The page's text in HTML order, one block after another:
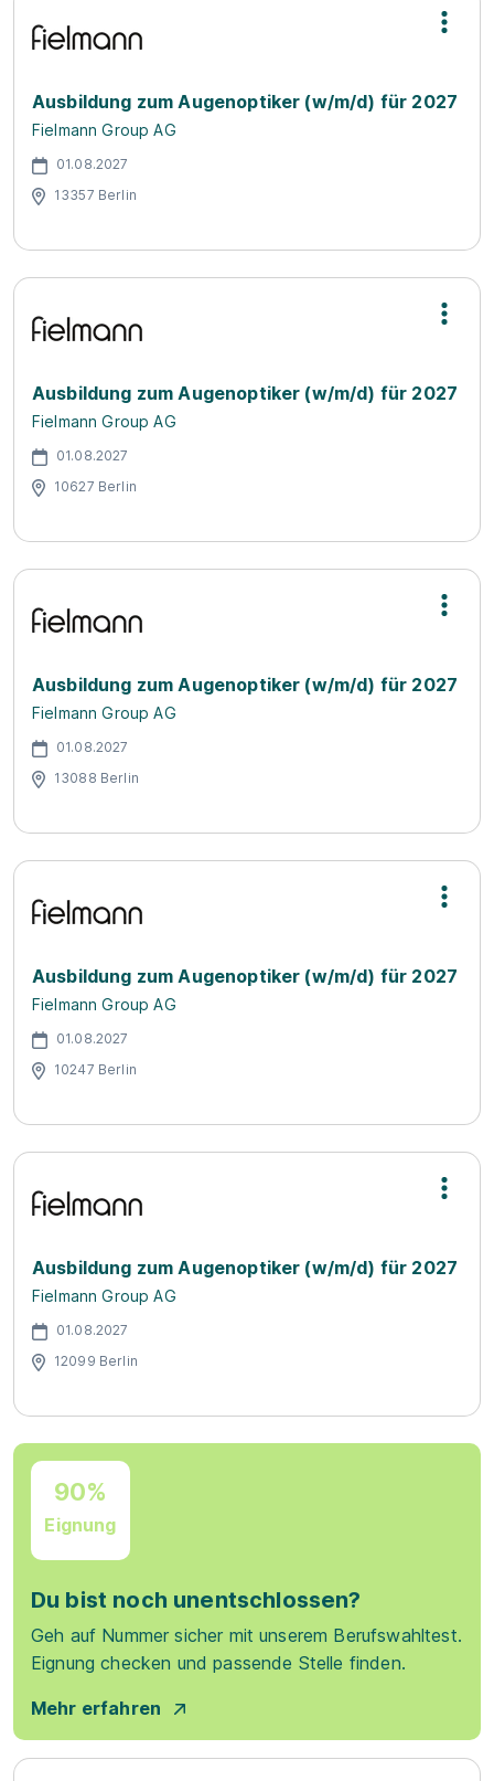
Ausbildung zum Augenoptiker (w/m/d) für 2027
Fielmann Group AG
01.08.2027
13357 Berlin
Ausbildung zum Augenoptiker (w/m/d) für 2027
Fielmann Group AG
01.08.2027
10627 Berlin
Ausbildung zum Augenoptiker (w/m/d) für 2027
Fielmann Group AG
01.08.2027
13088 Berlin
Ausbildung zum Augenoptiker (w/m/d) für 2027
Fielmann Group AG
01.08.2027
10247 Berlin
Ausbildung zum Augenoptiker (w/m/d) für 2027
Fielmann Group AG
01.08.2027
12099 Berlin
90%
Eignung
Du bist noch unentschlossen?
Geh auf Nummer sicher mit unserem Berufswahltest.
Eignung checken und passende Stelle finden.
Mehr erfahren